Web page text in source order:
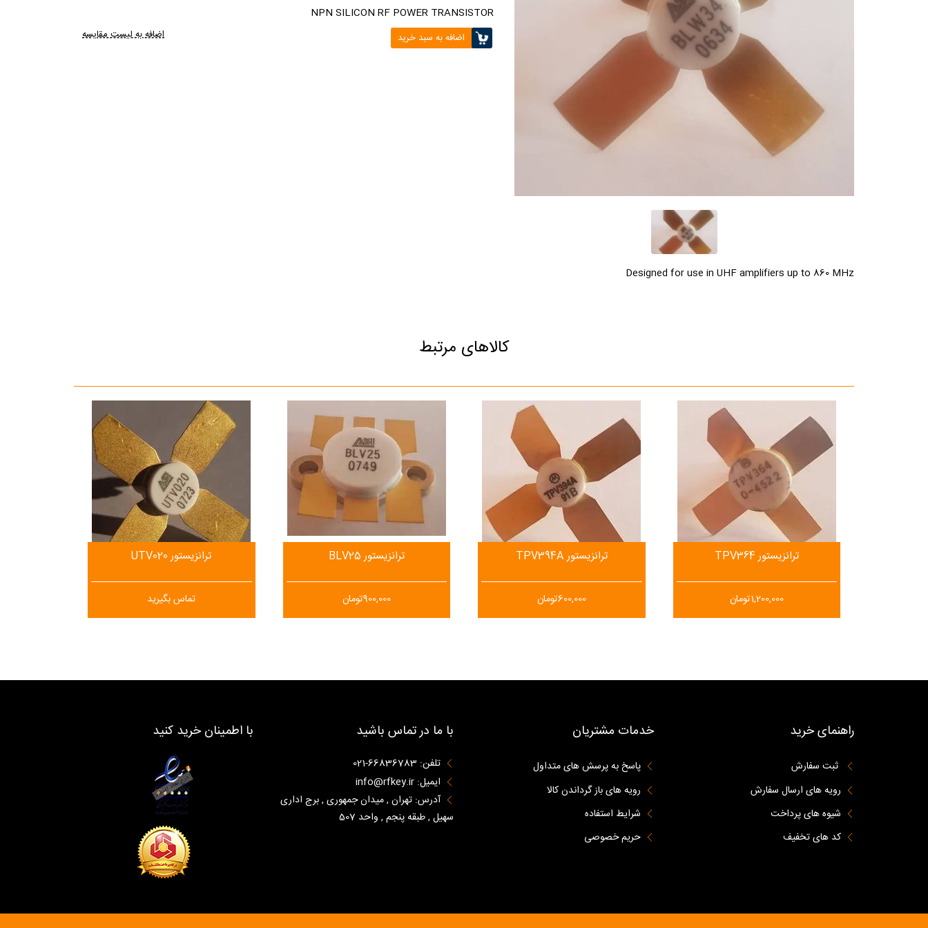
NPN SILICON RF POWER TRANSISTOR
اضافه به سبد خرید اضافه به لیست مقایسه
Designed for use in UHF amplifiers up to 860 MHz
کالاهای مرتبط
ترانزیستور UTV020
تماس بگیرید
ترانزیستور BLV25
900,000تومان
ترانزیستور TPV394A
600,000تومان
ترانزیستور TPV364
1,200,000تومان
راهنمای خرید
ثبت سفارش
رویه های ارسال سفارش
شیوه های پرداخت
کد های تخفیف
خدمات مشتریان
پاسخ به پرسش های متداول
رویه های باز گرداندن کالا
شرایط استفاده
حریم خصوصی
با ما در تماس باشید
تلفن: 66836783-021
ایمیل: info@rfkey.ir
آدرس: تهران , میدان جمهوری , برج اداری
سهیل , طبقه پنجم , واحد 507
با اطمینان خرید کنید